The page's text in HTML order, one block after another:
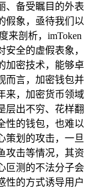
、备受瞩目的外表
假象，亟待我们以
来剖析，imToken
全的虚假表象，
加密技术，能够卓
而言，加密钱包并
来，加密货币领域
层出不穷、花样翻
性的钱包，也难以
策划的攻击，一旦
攻击等情况，其资
叵测的不法分子会
性的方式诱导用户